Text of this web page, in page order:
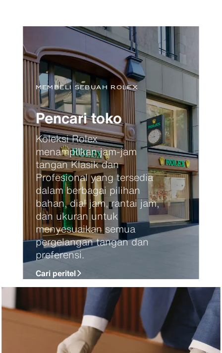
Membeli sebuah Rolex
Pencari toko
Koleksi Rolex
menampilkan jam-jam
tangan Klasik dan
Profesional yang tersedia
dalam berbagai pilihan
bahan, dial jam, rantai jam,
dan ukuran untuk
menyesuaikan semua
pergelangan tangan dan
preferensi.
Cari peritel